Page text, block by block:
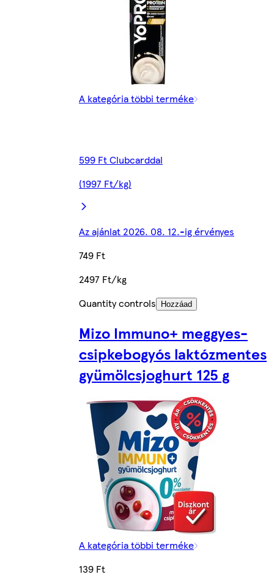
A kategória többi terméke
599 Ft Clubcarddal
(1997 Ft/kg)
Az ajánlat 2026. 08. 12.-ig érvényes
749 Ft
2497 Ft/kg
Quantity controls
Hozzáad
Mizo Immuno+ meggyes-
csipkebogyós laktózmentes
gyümölcsjoghurt 125 g
A kategória többi terméke
139 Ft